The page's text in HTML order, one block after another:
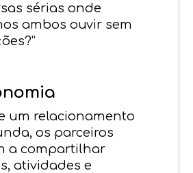
sérias onde
ambos ouvir sem
um relacionamento
os parceiros
a compartilhar
atividades e